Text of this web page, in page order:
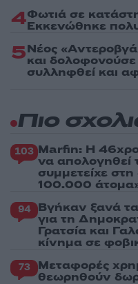
4Φωτιά σε
Εκκενώθηκε
5Νέος
και δολοφονούσε
συλληφθεί και
Πιο
103 Marfin: Η
να απολογηθεί
συμμετείχε
100.000
94 Βγήκαν ξανά
για τη
Γρατσία και
κίνημα σε
73 Μεταφορές
θεωρηθούν